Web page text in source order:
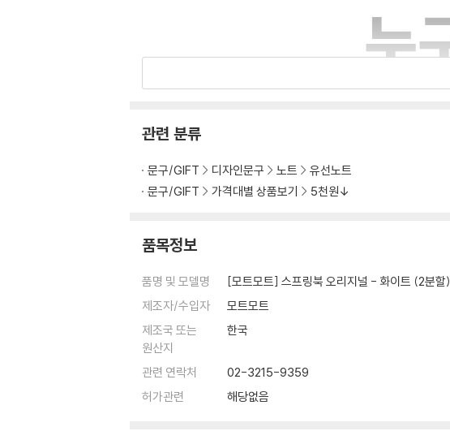
관련 분류
문구/GIFT 디자인문구 노트
유선노트
문구/GIFT
가격대별 상품보기 5천원↓
품목정보
품명 및 모델명
[모트모트] 스프링북 오리지널 - 화이트 (2분할)
제조자/수입자
모트모트
제조국 또는
원산지
한국
관련 연락처
02-3215-9359
허가관련
해당없음